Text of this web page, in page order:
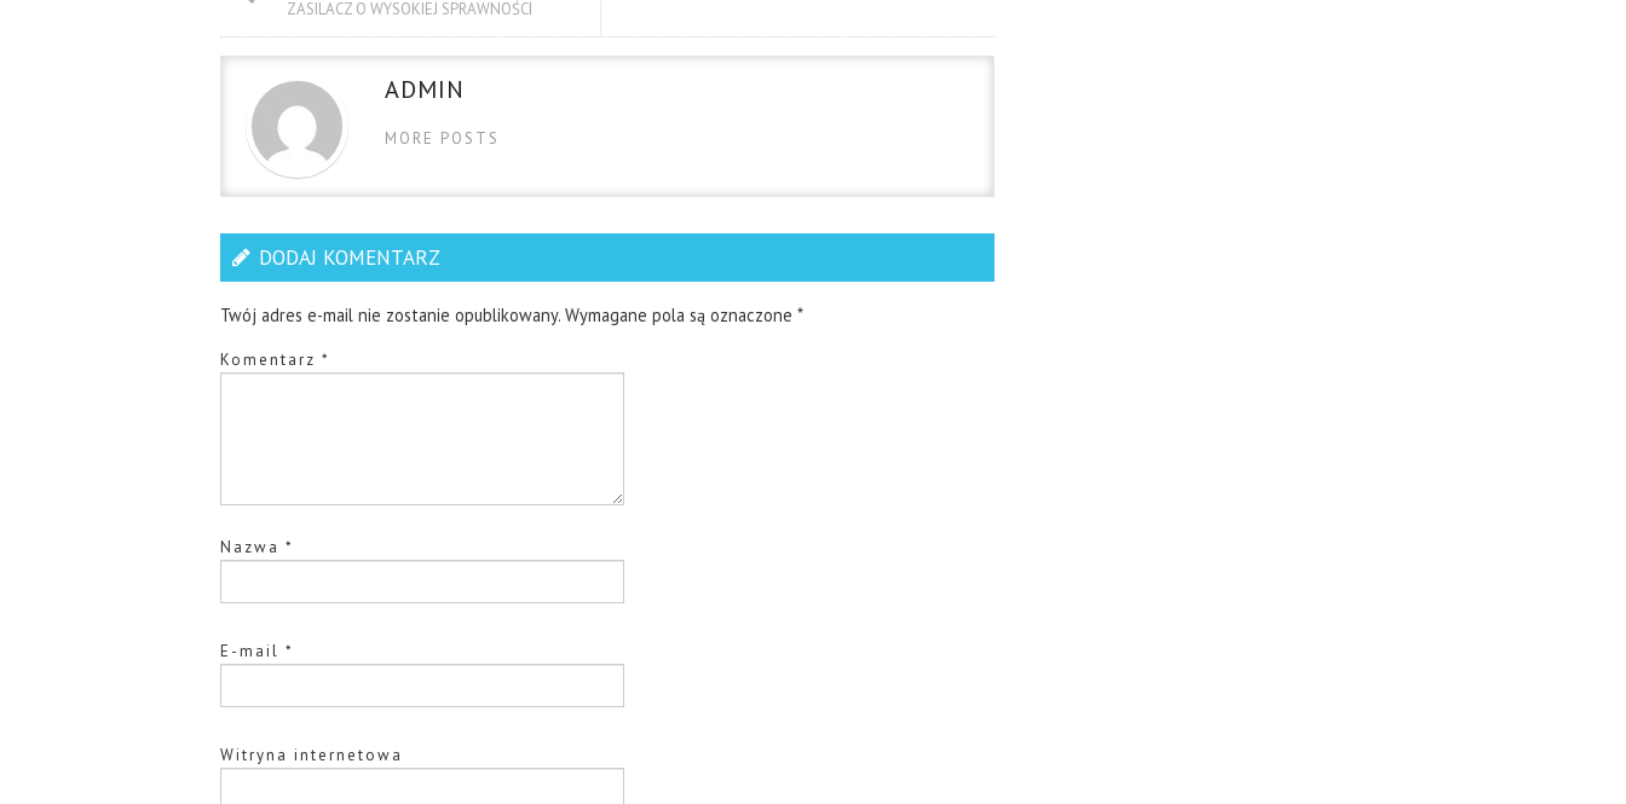
ZASILACZ O WYSOKIEJ SPRAWNOŚCI
ADMIN
MORE POSTS
DODAJ KOMENTARZ
Twój adres e-mail nie zostanie opublikowany. Wymagane pola są oznaczone *
Komentarz *
Nazwa *
E-mail *
Witryna internetowa